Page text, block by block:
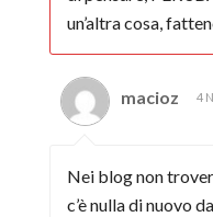
un’altra cosa,
macioz 4
Nei blog non
c’è nulla di nuovo